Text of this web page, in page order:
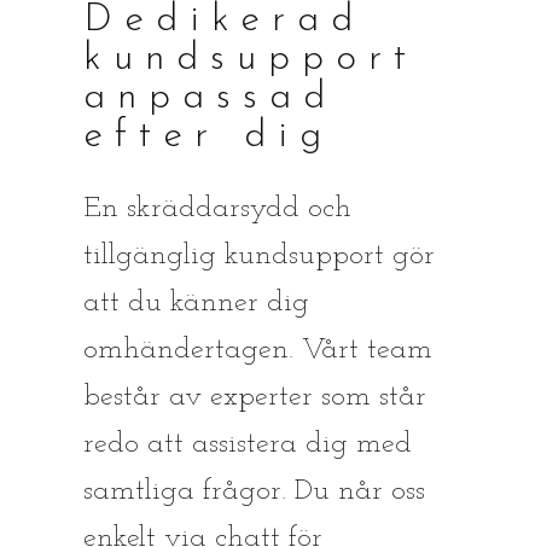
Dedikerad
kundsupport
anpassad
efter dig
En skräddarsydd och
tillgänglig kundsupport gör
att du känner dig
omhändertagen. Vårt team
består av experter som står
redo att assistera dig med
samtliga frågor. Du når oss
enkelt via chatt för